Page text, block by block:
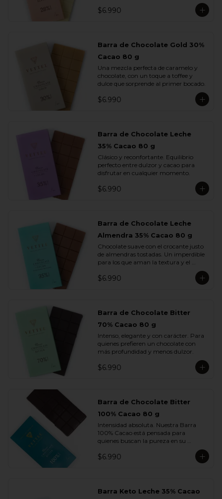
viaje de sabor profundo y auténtico,
$6.990
Barra de Chocolate Gold 30%
Cacao 80 g
Una mezcla perfecta de caramelo y
chocolate, con un toque a toffee y
dulce que sorprende al primer bocado.
$6.990
Barra de Chocolate Leche
35% Cacao 80 g
Clásico y reconfortante. Equilibrio
perfecto entre dulzor y cacao para
disfrutar en cualquier momento.
$6.990
Barra de Chocolate Leche
Almendra 35% Cacao 80 g
Chocolate suave con el crocante justo
de almendras tostadas. Un imperdible
para los que aman la textura y el
$6.990
Barra de Chocolate Bitter
70% Cacao 80 g
Intenso, elegante y con carácter. Para
quienes prefieren un chocolate con
más profundidad y menos dulzor.
$6.990
Barra de Chocolate Bitter
100% Cacao 80 g
Intensidad absoluta. Nuestra Barra
100% Cacao está pensada para
quienes buscan la pureza en su
firme, profundo, terroso y elegante, sin
cacao en su estado más auténtico, con
$6.990
Barra Keto Leche 35% Cacao